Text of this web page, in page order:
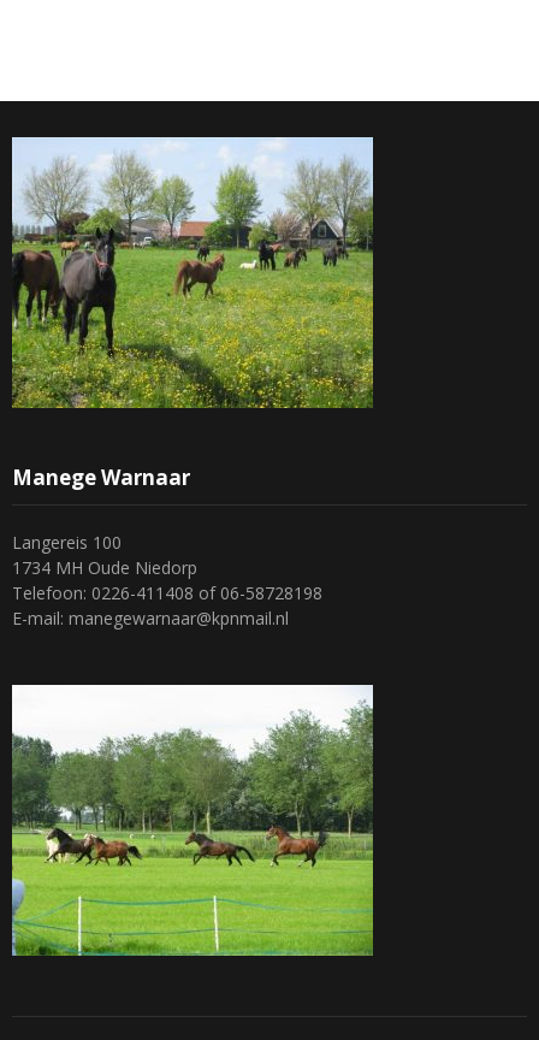
Manege Warnaar
Langereis 100
1734 MH Oude Niedorp
Telefoon: 0226-411408 of 06-58728198
E-mail: manegewarnaar@kpnmail.nl